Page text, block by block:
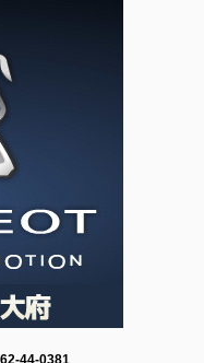
44-0381